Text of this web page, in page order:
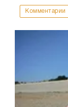
Комментарии